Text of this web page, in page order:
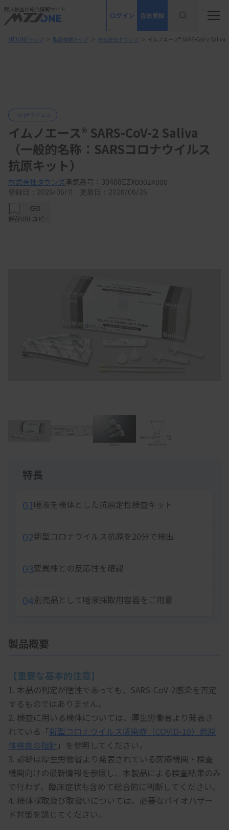
臨床検査の総合情報サイト
ログイン 会員登録
MTJONEトップ ＞ 製品検索トップ ＞ 株式会社タウンズ ＞ イムノエース® SARS-CoV-2
コロナウイルス
イムノエース® SARS-CoV-2 Saliva
（一般的名称：SARSコロナウイルス
抗原キット）
株式会社タウンズ承認番号：30400EZX00024000
登録日：2026/06/11 更新日：2026/06/26
保存URLコピー
特長
01唾液を検体とした抗原定性検査キット
02新型コロナウイルス抗原を20分で検出
03変異株との反応性を確認
04別売品として唾液採取用容器をご用意
製品概要
【重要な基本的注意】
1. 本品の判定が陰性であっても、SARS-CoV-2感染を否定
するものではありません。
2. 検査に用いる検体については、厚生労働省より発表さ
れている「新型コロナウイルス感染症（COVID-19）病原
体検査の指針 」を参照してください。
3. 診断は厚生労働省より発表されている医療機関・検査
機関向けの最新情報を参照し、本製品による検査結果のみ
で行わず、臨床症状も含めて総合的に判断してください。
4. 検体採取及び取扱いについては、必要なバイオハザー
ド対策を講じてください。